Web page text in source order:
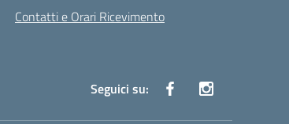
Contatti e Orari Ricevimento
Seguici su: